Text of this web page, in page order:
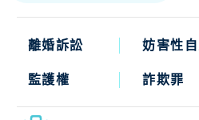
離婚訴訟 妨害性
監護權 詐欺罪